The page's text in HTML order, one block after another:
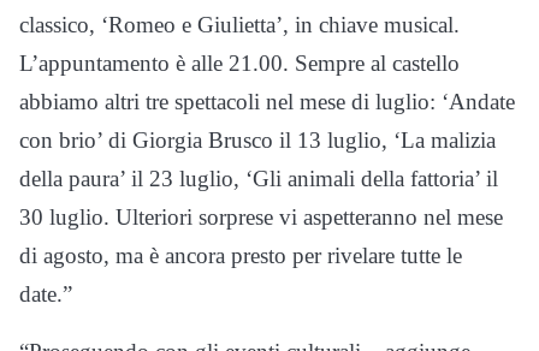
classico, ‘Romeo e Giulietta’, in chiave musical.
L’appuntamento è alle 21.00. Sempre al castello
abbiamo altri tre spettacoli nel mese di luglio: ‘Andate
con brio’ di Giorgia Brusco il 13 luglio, ‘La malizia
della paura’ il 23 luglio, ‘Gli animali della fattoria’ il
30 luglio. Ulteriori sorprese vi aspetteranno nel mese
di agosto, ma è ancora presto per rivelare tutte le
date.”